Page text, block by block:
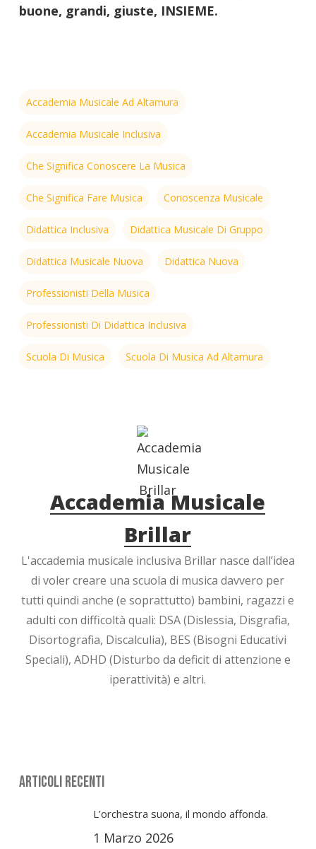
buone, grandi, giuste, INSIEME.
Accademia Musicale Ad Altamura
Accademia Musicale Inclusiva
Che Significa Conoscere La Musica
Che Significa Fare Musica Conoscenza Musicale
Didattica Inclusiva Didattica Musicale Di Gruppo
Didattica Musicale Nuova Didattica Nuova
Professionisti Della Musica
Professionisti Di Didattica Inclusiva
Scuola Di Musica Scuola Di Musica Ad Altamura
Accademia Musicale
Brillar
L'accademia musicale inclusiva Brillar nasce dall’idea
di voler creare una scuola di musica davvero per
tutti quindi anche (e soprattutto) bambini, ragazzi e
adulti con difficoltà quali: DSA (Dislessia, Disgrafia,
Disortografia, Discalculia), BES (Bisogni Educativi
Speciali), ADHD (Disturbo da deficit di attenzione e
iperattività) e altri.
Articoli Recenti
L’orchestra suona, il mondo affonda.
1 Marzo 2026